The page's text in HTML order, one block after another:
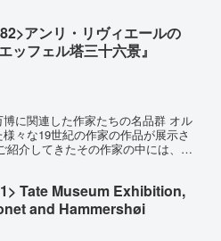
アンリ・リヴィエールの
エッフェル塔三十六景』
に関連した作家たちの名品群 オル
々な19世紀の作家の作品が展示さ
紹介してきたその作家の中には、マ
Tate Museum Exhibition,
and Hammershøi